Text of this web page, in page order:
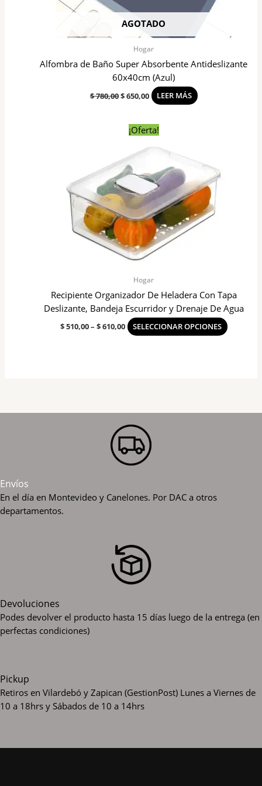
AGOTADO
Hogar
Alfombra de Baño Super Absorbente Antideslizante
60x40cm (Azul)
$780,00$650,00 LEER MÁS
¡Oferta!
Hogar
Recipiente Organizador De Heladera Con Tapa
Deslizante, Bandeja Escurridor y Drenaje De Agua
$510,00– $610,00
Rango
de
precios:
desde
$ 510,00
hasta
$ 610,00
SELECCIONAR OPCIONES
página
del
Envíos
En el día en Montevideo y Canelones. Por DAC a otros
departamentos.
Devoluciones
Podes devolver el producto hasta 15 días luego de la entrega (en
perfectas condiciones)
Pickup
Retiros en Vilardebó y Zapican (GestionPost) Lunes a Viernes de
10 a 18hrs y Sábados de 10 a 14hrs